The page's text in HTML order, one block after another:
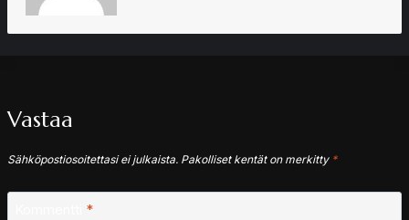
Vastaa
Sähköpostiosoitettasi ei julkaista. Pakolliset kentät on merkitty *
*